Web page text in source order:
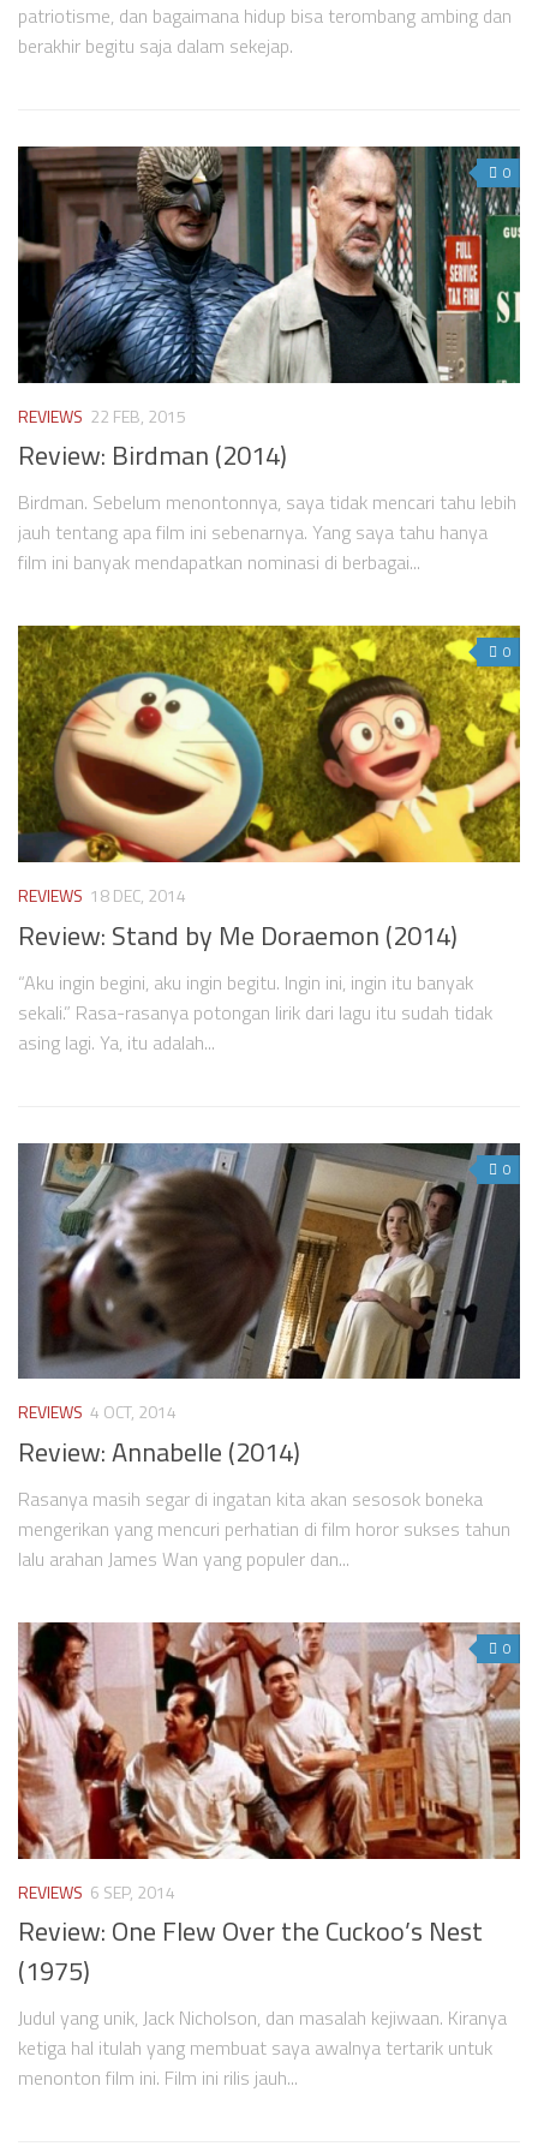
patriotisme, dan bagaimana hidup bisa terombang ambing dan
berakhir begitu saja dalam sekejap.
0
REVIEWS 22 FEB, 2015
Review: Birdman (2014)
Birdman. Sebelum menontonnya, saya tidak mencari tahu lebih
jauh tentang apa film ini sebenarnya. Yang saya tahu hanya
film ini banyak mendapatkan nominasi di berbagai...
0
REVIEWS 18 DEC, 2014
Review: Stand by Me Doraemon (2014)
“Aku ingin begini, aku ingin begitu. Ingin ini, ingin itu banyak
sekali.” Rasa-rasanya potongan lirik dari lagu itu sudah tidak
asing lagi. Ya, itu adalah...
0
REVIEWS 4 OCT, 2014
Review: Annabelle (2014)
Rasanya masih segar di ingatan kita akan sesosok boneka
mengerikan yang mencuri perhatian di film horor sukses tahun
lalu arahan James Wan yang populer dan...
0
REVIEWS 6 SEP, 2014
Review: One Flew Over the Cuckoo’s Nest
(1975)
Judul yang unik, Jack Nicholson, dan masalah kejiwaan. Kiranya
ketiga hal itulah yang membuat saya awalnya tertarik untuk
menonton film ini. Film ini rilis jauh...